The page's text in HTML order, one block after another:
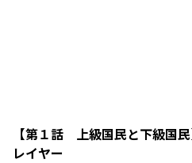
【第１話 上級国民と下級国民
レイヤー